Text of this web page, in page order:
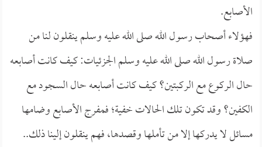
الأصابع.
فهؤلاء أصحاب رسول الله صلى الله عليه وسلم ينقلون لنا من
صلاة رسول الله صلى الله عليه وسلم الجزئيات: كيف كانت أصابعه
حال الركوع مع الركبتين؟ كيف كانت أصابعه حال السجود مع
الكفين؟ وقد تكون تلك الحالات خفية؛ فمفرج الأصابع وضامها
مسائل لا يدركها إلا من تأملها وقصدها، فهم ينقلون إلينا ذلك..